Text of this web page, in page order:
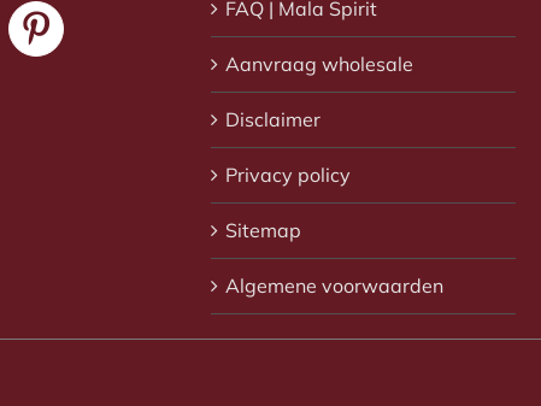
FAQ | Mala Spirit
Aanvraag wholesale
Disclaimer
Privacy policy
Sitemap
Algemene voorwaarden